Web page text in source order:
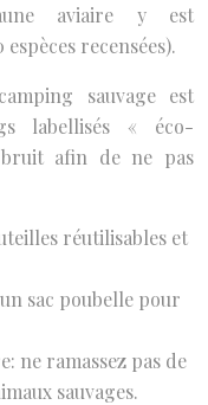
aviaire y est
recensées).
sauvage est
labellisés « éco-
bruit afin de ne pas
réutilisables et
sac poubelle pour
ne ramassez pas de
sauvages.